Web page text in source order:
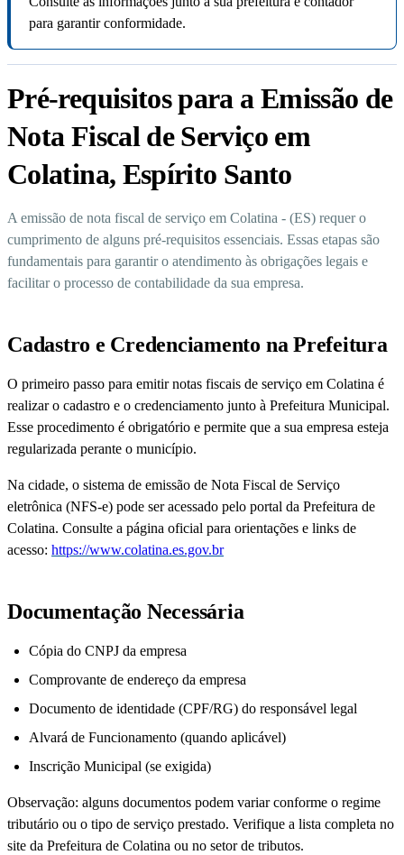
para garantir conformidade.
Pré-requisitos para a Emissão de
Nota Fiscal de Serviço em
Colatina, Espírito Santo
A emissão de nota fiscal de serviço em Colatina - (ES) requer o
cumprimento de alguns pré-requisitos essenciais. Essas etapas são
fundamentais para garantir o atendimento às obrigações legais e
facilitar o processo de contabilidade da sua empresa.
Cadastro e Credenciamento na Prefeitura
O primeiro passo para emitir notas fiscais de serviço em Colatina é
realizar o cadastro e o credenciamento junto à Prefeitura Municipal.
Esse procedimento é obrigatório e permite que a sua empresa esteja
regularizada perante o município.
Na cidade, o sistema de emissão de Nota Fiscal de Serviço
eletrônica (NFS-e) pode ser acessado pelo portal da Prefeitura de
Colatina. Consulte a página oficial para orientações e links de
acesso: https://www.colatina.es.gov.br
Documentação Necessária
Cópia do CNPJ da empresa
Comprovante de endereço da empresa
Documento de identidade (CPF/RG) do responsável legal
Alvará de Funcionamento (quando aplicável)
Inscrição Municipal (se exigida)
Observação: alguns documentos podem variar conforme o regime
tributário ou o tipo de serviço prestado. Verifique a lista completa no
site da Prefeitura de Colatina ou no setor de tributos.